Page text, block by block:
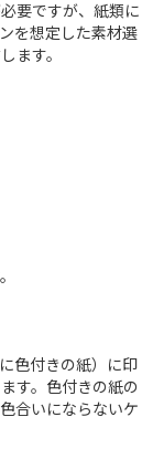
要ですが、紙類に
を想定した素材選
ます。
色付きの紙）に印
す。色付きの紙の
合いにならないケ